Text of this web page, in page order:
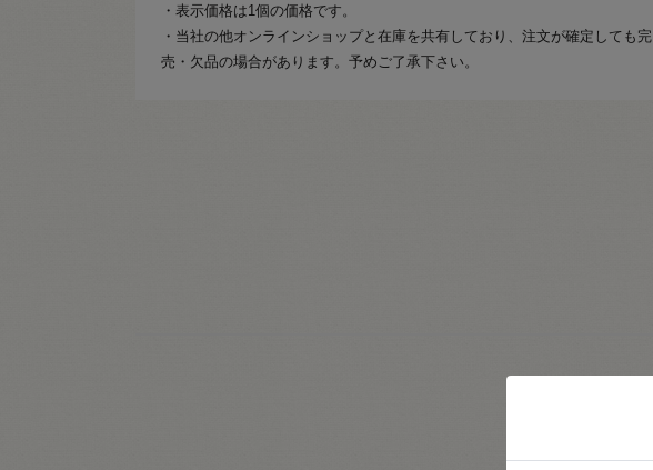
・表示価格は1個の価格です。
・当社の他オンラインショップと在庫を共有しており、注文が確定しても完
売・欠品の場合があります。予めご了承下さい。